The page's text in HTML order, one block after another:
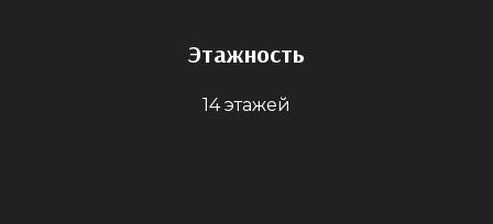
Этажность
14 этажей